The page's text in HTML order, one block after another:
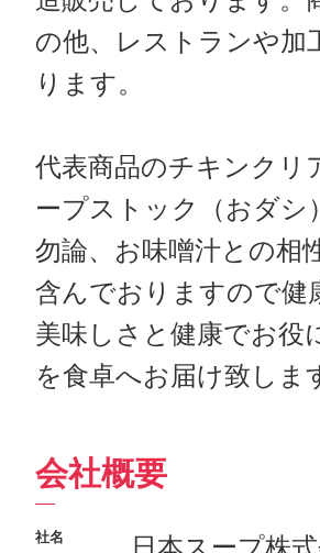
の他、レストランや加
ります。
代表商品のチキンクリ
ープストック（おダ
勿論、お味噌汁との相
含んでおりますので健
美味しさと健康でお役
を食卓へお届け致しま
会社概要
社名 日本スープ株